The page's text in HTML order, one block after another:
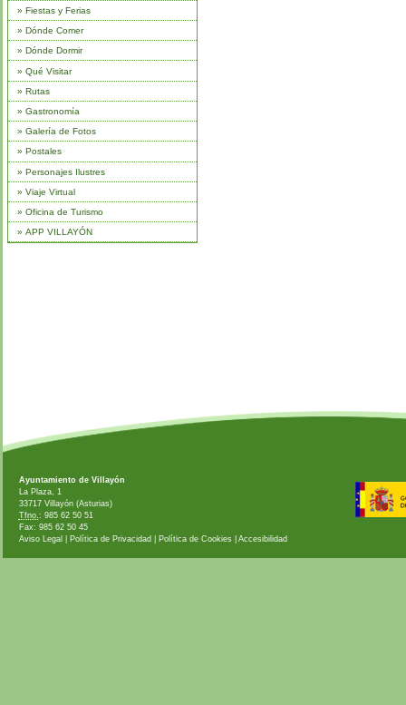
» Fiestas y Ferias
» Dónde Comer
» Dónde Dormir
» Qué Visitar
» Rutas
» Gastronomía
» Galería de Fotos
» Postales
» Personajes Ilustres
» Viaje Virtual
» Oficina de Turismo
» APP VILLAYÓN
Ayuntamiento de Villayón
La Plaza, 1
33717 Villayón (Asturias)
Tfno. : 985 62 50 51
Fax: 985 62 50 45
Aviso Legal
Política de Privacidad Política de Cookies| Accesibilidad